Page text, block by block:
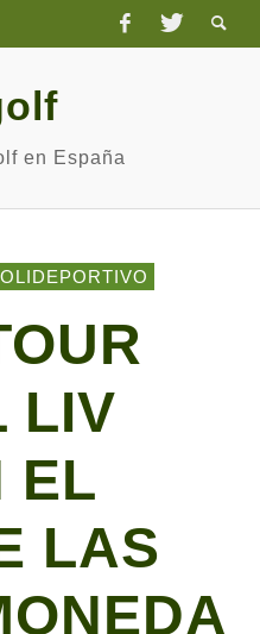
en España
LIV
EL
LAS